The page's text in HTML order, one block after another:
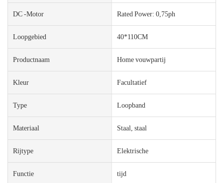
DC -motor Rated Power: 0,75ph
Loopgebied 40*110CM
Productnaam Home vouwpartij
Kleur Facultatief
Type Loopband
Materiaal Staal, staal
Rijtype Elektrische
Functie tijd